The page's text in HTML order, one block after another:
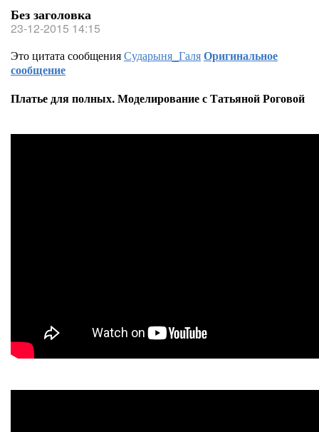
Без заголовка
23-12-2015 14:15
Это цитата сообщенияСударыня_ГаляОригинальное
сообщение
Платье для полных. Моделирование с Татьяной Роговой